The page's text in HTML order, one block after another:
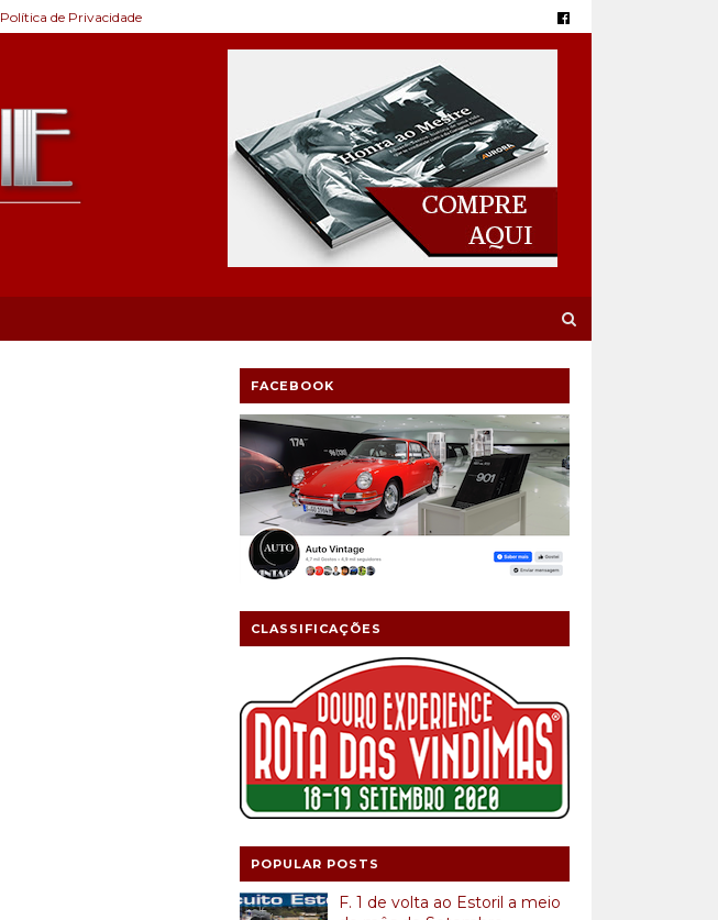
Política de Privacidade
FACEBOOK
CLASSIFICAÇÕES
POPULAR POSTS
F. 1 de volta ao Estoril a meio